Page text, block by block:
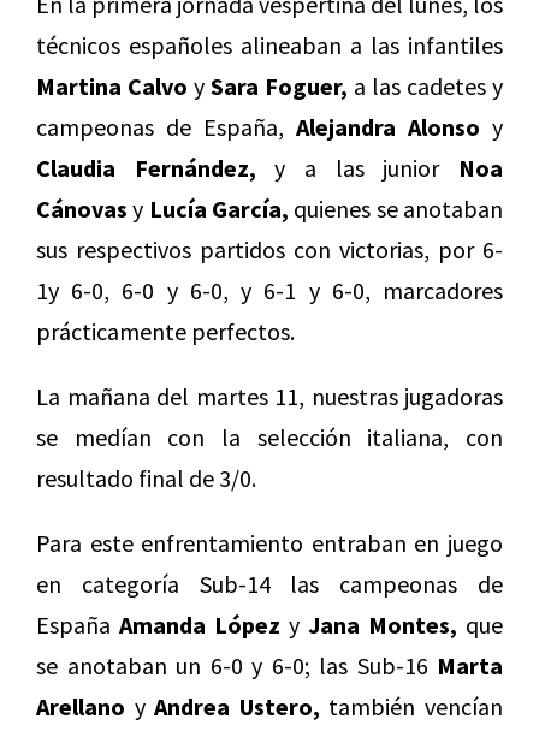
técnicos españoles alineaban a las infantiles
Martina Calvo y Sara Foguer, a las cadetes y
campeonas de España, Alejandra Alonso y
Claudia Fernández, y a las junior Noa
Cánovas y Lucía García, quienes se anotaban
sus respectivos partidos con victorias, por 6-
1y 6-0, 6-0 y 6-0, y 6-1 y 6-0, marcadores
prácticamente perfectos.
La mañana del martes 11, nuestras jugadoras
se medían con la selección italiana, con
resultado final de 3/0.
Para este enfrentamiento entraban en juego
en categoría Sub-14 las campeonas de
España Amanda López y Jana Montes, que
se anotaban un 6-0 y 6-0; las Sub-16 Marta
Arellano yAndrea Ustero, también vencían